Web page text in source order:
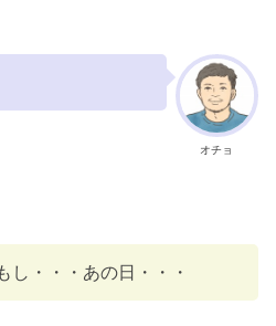
オチョ
し・・・あの日・・・